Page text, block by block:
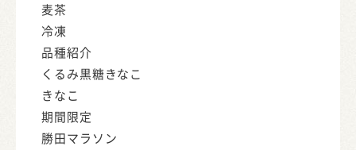
麦茶
冷凍
品種紹介
くるみ黒糖きなこ
きなこ
期間限定
勝田マラソン